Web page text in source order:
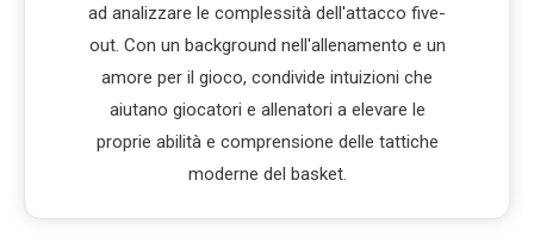
ad analizzare le complessità dell'attacco five-
out. Con un background nell'allenamento e un
amore per il gioco, condivide intuizioni che
aiutano giocatori e allenatori a elevare le
proprie abilità e comprensione delle tattiche
moderne del basket.